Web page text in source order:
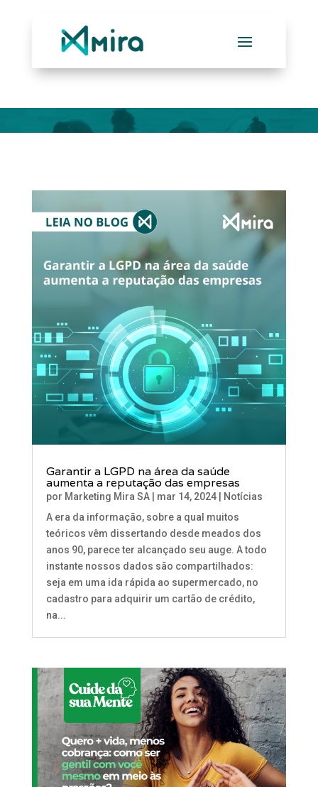
Garantir a LGPD na área da saúde
aumenta a reputação das empresas
por Marketing Mira SA| mar 14, 2024|
Notícias
A era da informação, sobre a qual muitos
teóricos vêm dissertando desde meados dos
anos 90, parece ter alcançado seu auge. A todo
instante nossos dados são compartilhados:
seja em uma ida rápida ao supermercado, no
cadastro para adquirir um cartão de crédito,
na...